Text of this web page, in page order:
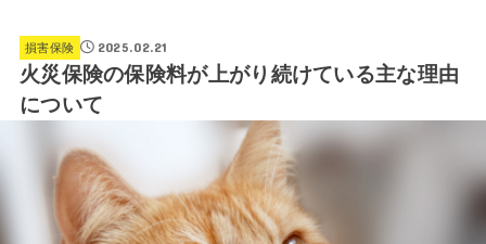
損害保険 2025.02.21
火災保険の保険料が上がり続けている主な理由
について